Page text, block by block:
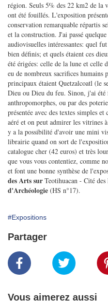
région. Seuls 5% des 22 km2 de
ont été fouillés. L'exposition
conservation remarquable répartis
et la construction. J'ai passé
audiovisuelles intéressantes: quel
bien définis; et quels étaient ces
été érigées: celle de la lune et
eu de nombreux sacrifices humains
principaux étaient Quetzalcoatl (le
Dieu ou Dieu du feu. Sinon, j'ai été
anthropomorphes, ou par des
présentée avec des textes simples
aéré et on peut admirer les vitrines
y a la possibilité d'avoir une mini
librairie quand on sort de
catalogue cher (42 euros) et très
que vous vous contentiez, comme
et font une bonne synthèse de
des Arts sur Teotihuacan - Cité
d'Archéologie (HS n°17).
#Expositions
Partager
Vous aimerez aussi